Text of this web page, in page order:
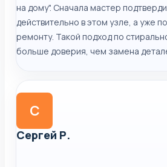
на дому". Сначала мастер
действительно в этом узле, а уже
ремонту. Такой подход по
больше доверия, чем замена
С
Сергей Р.